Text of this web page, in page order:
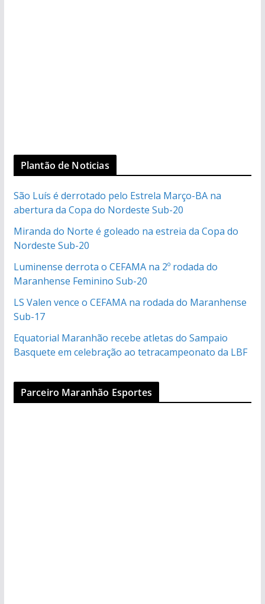
Plantão de Noticias
São Luís é derrotado pelo Estrela Março-BA na
abertura da Copa do Nordeste Sub-20
Miranda do Norte é goleado na estreia da Copa do
Nordeste Sub-20
Luminense derrota o CEFAMA na 2º rodada do
Maranhense Feminino Sub-20
LS Valen vence o CEFAMA na rodada do Maranhense
Sub-17
Equatorial Maranhão recebe atletas do Sampaio
Basquete em celebração ao tetracampeonato da LBF
Parceiro Maranhão Esportes